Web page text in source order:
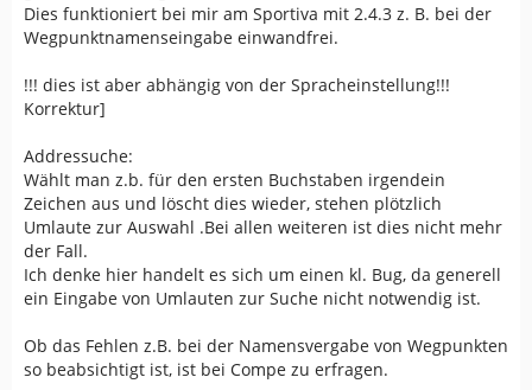
Dies funktioniert bei mir am Sportiva mit 2.4.3 z. B. bei der
Wegpunktnamenseingabe einwandfrei.
!!! dies ist aber abhängig von der Spracheinstellung!!!
Korrektur]
Addressuche:
Wählt man z.b. für den ersten Buchstaben irgendein
Zeichen aus und löscht dies wieder, stehen plötzlich
Umlaute zur Auswahl .Bei allen weiteren ist dies nicht mehr
der Fall.
Ich denke hier handelt es sich um einen kl. Bug, da generell
ein Eingabe von Umlauten zur Suche nicht notwendig ist.
Ob das Fehlen z.B. bei der Namensvergabe von Wegpunkten
so beabsichtigt ist, ist bei Compe zu erfragen.